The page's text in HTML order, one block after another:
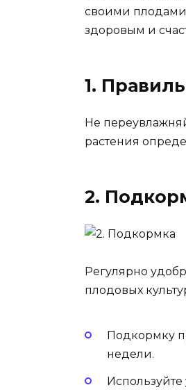
своими
здоровым и
1.
Не
растения
2.
Регулярно
плодовых
Подкормку
недели.